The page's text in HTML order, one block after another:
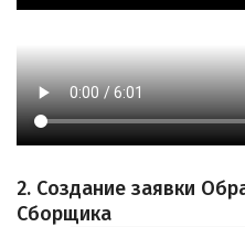
2. Создание заявки
Сборщика